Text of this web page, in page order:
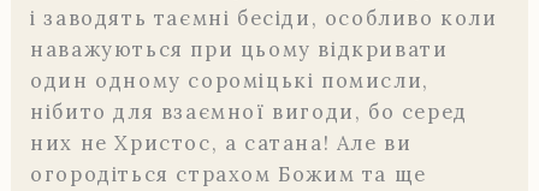
і заводять таємні бесіди, особливо коли
наважуються при цьому відкривати
один одному сороміцькі помисли,
нібито для взаємної вигоди, бо серед
них не Христос, а сатана! Але ви
огородіться страхом Божим та ще